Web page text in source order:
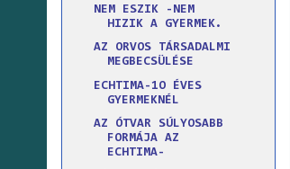
NEM ESZIK -NEM
HIZIK A GYERMEK.
AZ ORVOS TÁRSADALMI
MEGBECSÜLÉSE
ECHTIMA-1O ÉVES
GYERMEKNÉL
AZ ÓTVAR SÚLYOSABB
FORMÁJA AZ
ECHTIMA-